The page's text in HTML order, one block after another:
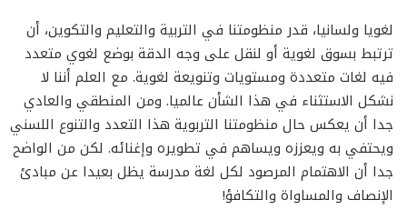
لغويا ولسانيا، قدر منظومتنا في التربية والتعليم والتكوين، أن
ترتبط بسوق لغوية أو لنقل على وجه الدقة بوضع لغوي متعدد
فيه لغات متعددة ومستويات وتنويعة لغوية. مع العلم أننا لا
نشكل الاستثناء في هذا الشأن عالميا. ومن المنطقي والعادي
جدا أن يعكس حال منظومتنا التربوية هذا التعدد والتنوع اللسني
ويحتفي به ويعززه ويساهم في تطويره وإغنائه. لكن من الواضح
جدا أن الاهتمام المرصود لكل لغة مدرسة يظل بعيدا عن مبادئ
الإنصاف والمساواة والتكافؤ!